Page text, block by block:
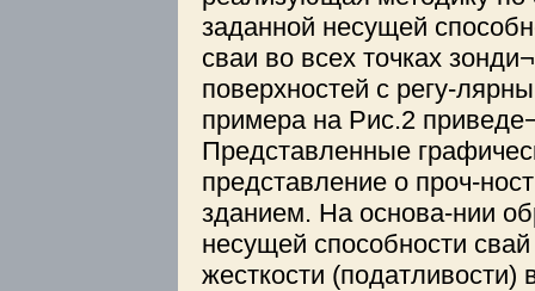
заданной несущей
сваи во всех точках
поверхностей с регу-
примера на Рис.2
Представленные
представление о проч-
зданием. На основа-нии
несущей способности
жесткости (податливости)